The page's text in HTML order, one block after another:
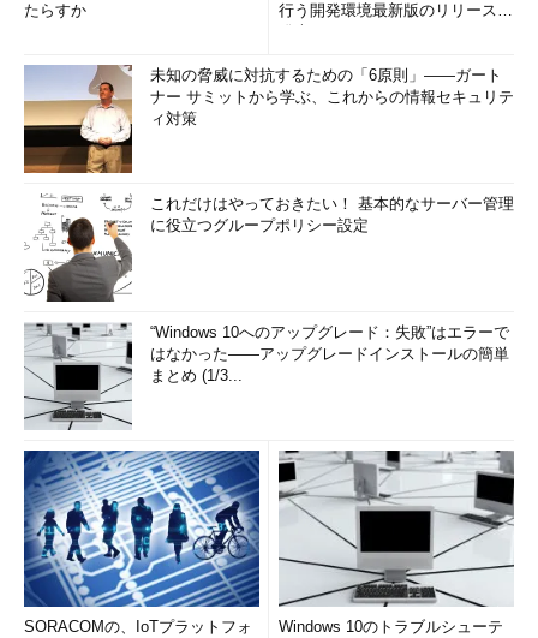
たらすか
行う開発環境最新版のリリースを
未知の脅威に対抗するための「6原則」――ガート
ナー サミットから学ぶ、これからの情報セキュリテ
ィ対策
これだけはやっておきたい！ 基本的なサーバー管理
に役立つグループポリシー設定
“Windows 10へのアップグレード：失敗”はエラーで
はなかった――アップグレードインストールの簡単
まとめ (1/3...
SORACOMの、IoTプラットフォ
Windows 10のトラブルシューテ